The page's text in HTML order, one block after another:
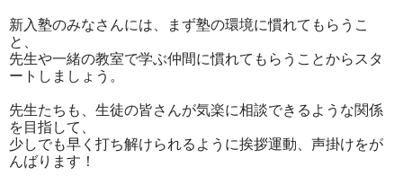
新入塾のみなさんには、まず塾の環境に慣れてもらうこ
と、
先生や一緒の教室で学ぶ仲間に慣れてもらうことからスタ
ートしましょう。
先生たちも、生徒の皆さんが気楽に相談できるような関係
を目指して、
少しでも早く打ち解けられるように挨拶運動、声掛けをが
んばります！